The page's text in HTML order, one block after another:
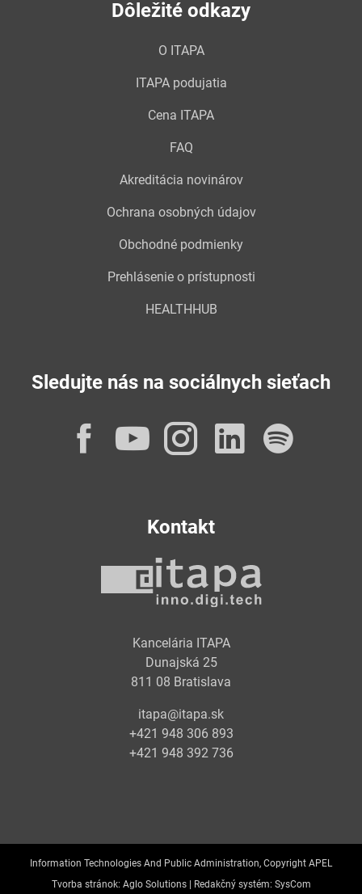
Dôležité odkazy
O ITAPA
ITAPA podujatia
Cena ITAPA
FAQ
Akreditácia novinárov
Ochrana osobných údajov
Obchodné podmienky
Prehlásenie o prístupnosti
HEALTHHUB
Sledujte nás na sociálnych sieťach
Facebook
YouTube
Instagram
Kontakt
Kancelária ITAPA
Dunajská 25
811 08 Bratislava
itapa@itapa.sk
+421 948 306 893
+421 948 392 736
Information Technologies And Public Administration, Copyright APEL
Tvorba stránok: Aglo Solutions | Redakčný systém: SysCom